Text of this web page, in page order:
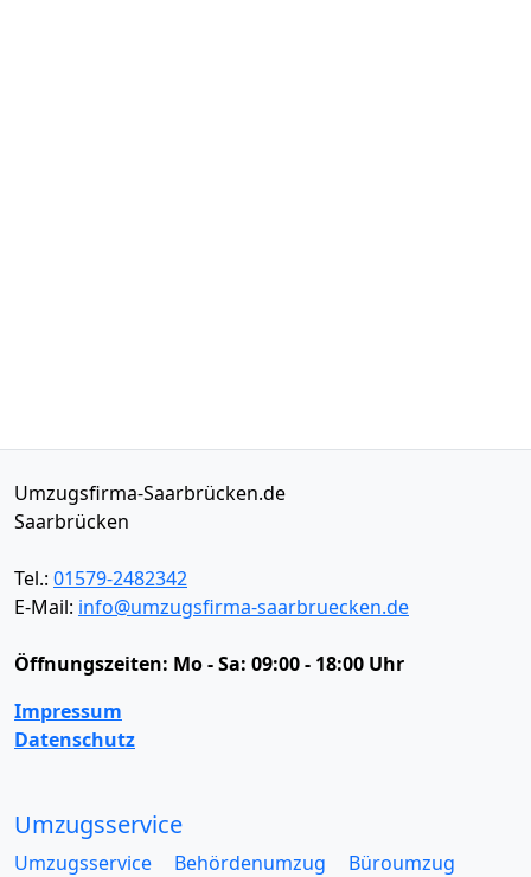
Umzugsfirma-Saarbrücken.de
Saarbrücken
Tel.: 01579-2482342
E-Mail: info@umzugsfirma-saarbruecken.de
Öffnungszeiten: Mo - Sa: 09:00 - 18:00 Uhr
Impressum
Datenschutz
Umzugsservice
Umzugsservice Behördenumzug
Büroumzug